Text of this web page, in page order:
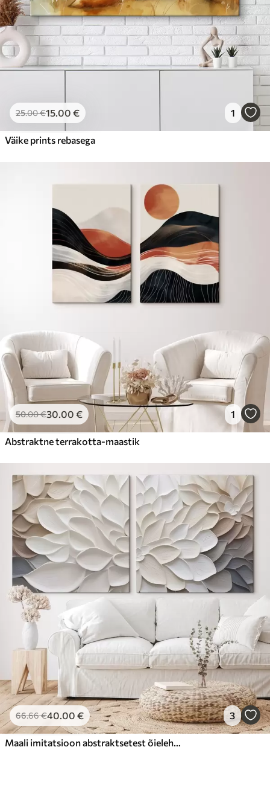
25.00€15.00 € 1
Väike prints rebasega
50.00€30.00 € 1
Abstraktne terrakotta-maastik
66.66€40.00 € 3
Maali imitatsioon abstraktsetest õielehtedest